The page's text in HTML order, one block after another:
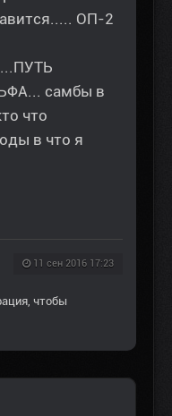
ОП-2
самбы в
что
в что я
11 сен 2016 17:23
, чтобы